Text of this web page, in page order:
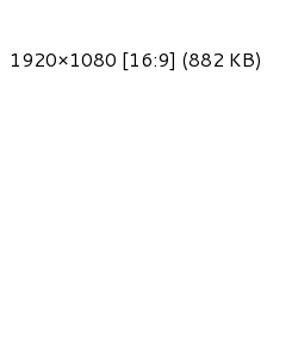
1920×1080 [16:9] (882 KB)